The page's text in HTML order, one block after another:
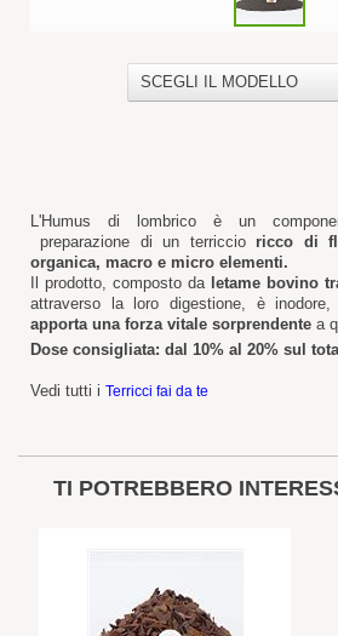
SCEGLI IL MODELLO
L'Humus di lombrico è un
preparazione di un terriccio ricco di
organica, macro e micro elementi.
Il prodotto, composto da letame bovino
attraverso la loro digestione, è
apporta una forza vitale sorprendente a
Dose consigliata: dal 10% al 20% sul
Vedi tutti i Terricci fai da te
TI POTREBBERO